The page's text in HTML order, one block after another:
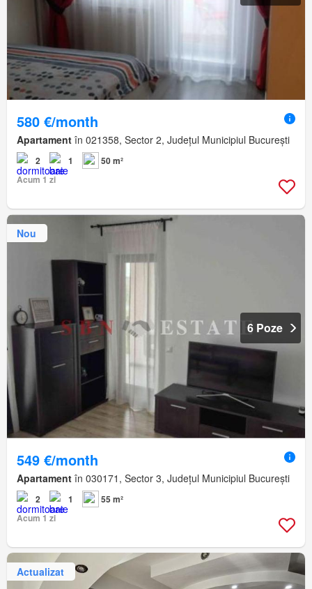
580 €/month
Apartament în 021358, Sector 2, Județul Municipiul București
2 1
50 m²
Acum 1 zi
Nou
6 Poze
549 €/month
Apartament în 030171, Sector 3, Județul Municipiul București
2 1
55 m²
Acum 1 zi
Actualizat